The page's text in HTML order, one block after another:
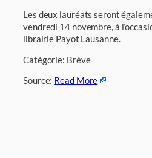
Les deux lauréats seront
vendredi 14 novembre, à
librairie Payot Lausanne.
Catégorie: Brève
Source: Read More